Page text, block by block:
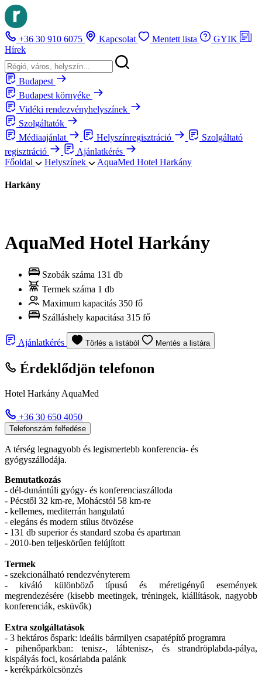
+36 30 910 6075 Kapcsolat Mentett lista
GYIK
Hírek
Budapest
Budapest környéke
Vidéki rendezvényhelyszínek
Szolgáltatók
Médiaajánlat
Helyszínregisztráció
Szolgáltató
regisztráció
Ajánlatkérés
Főoldal
Helyszínek AquaMed Hotel Harkány
Harkány
AquaMed Hotel Harkány
Szobák száma 131 db
Termek száma 1 db
Maximum kapacitás 350 fő
Szálláshely kapacitása 315 fő
Ajánlatkérés Törlés a listából Mentés a listára
Érdeklődjön telefonon
Hotel Harkány AquaMed
+36 30 650 4050
Telefonszám felfedése
A térség legnagyobb és legismertebb konferencia- és
gyógyszállodája.
Bemutatkozás
- dél-dunántúli gyógy- és konferenciaszálloda
- Pécstől 32 km-re, Mohácstól 58 km-re
- kellemes, mediterrán hangulatú
- elegáns és modern stílus ötvözése
- 131 db superior és standard szoba és apartman
- 2010-ben teljeskörűen felújított
Termek
- szekcionálható rendezvényterem
- kiváló különböző típusú és méretigényű események
megrendezésére (kisebb meetingek, tréningek, kiállítások, nagyobb
konferenciák, esküvők)
Extra szolgáltatások
- 3 hektáros őspark: ideális bármilyen csapatépítő programra
- pihenőparkban: tenisz-, lábtenisz-, és strandröplabda-pálya,
kispályás foci, kosárlabda palánk
- kerékpárkölcsönzés